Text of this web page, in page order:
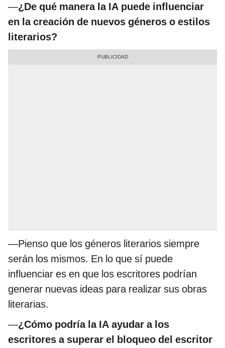
—¿De qué manera la IA puede influenciar
en la creación de nuevos géneros o estilos
literarios?
—Pienso que los géneros literarios siempre
serán los mismos. En lo que sí puede
influenciar es en que los escritores podrían
generar nuevas ideas para realizar sus obras
literarias.
—¿Cómo podría la IA ayudar a los
escritores a superar el bloqueo del escritor